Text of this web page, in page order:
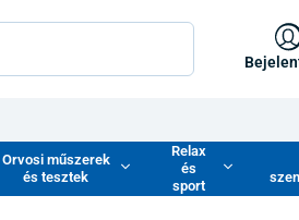
Orvosi műszerek
és tesztek
Relax
és
sport